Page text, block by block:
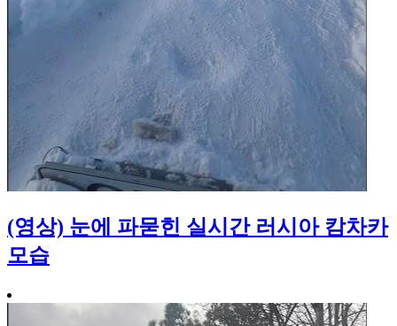
(영상) 눈에 파묻힌 실시간 러시아 캄차카
모습